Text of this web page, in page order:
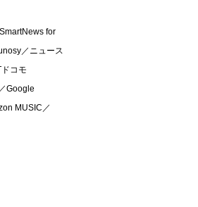
for
／ニュース
コモ
Google
MUSIC／